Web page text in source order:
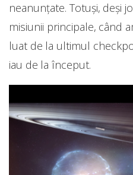
neanunțate. Totuși, deși
misiunii principale, când
luat de la ultimul
iau de la început.